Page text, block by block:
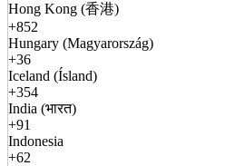
Hong Kong (香港)
+852
Hungary (Magyarország)
+36
Iceland (Ísland)
+354
India (भारत)
+91
Indonesia
+62